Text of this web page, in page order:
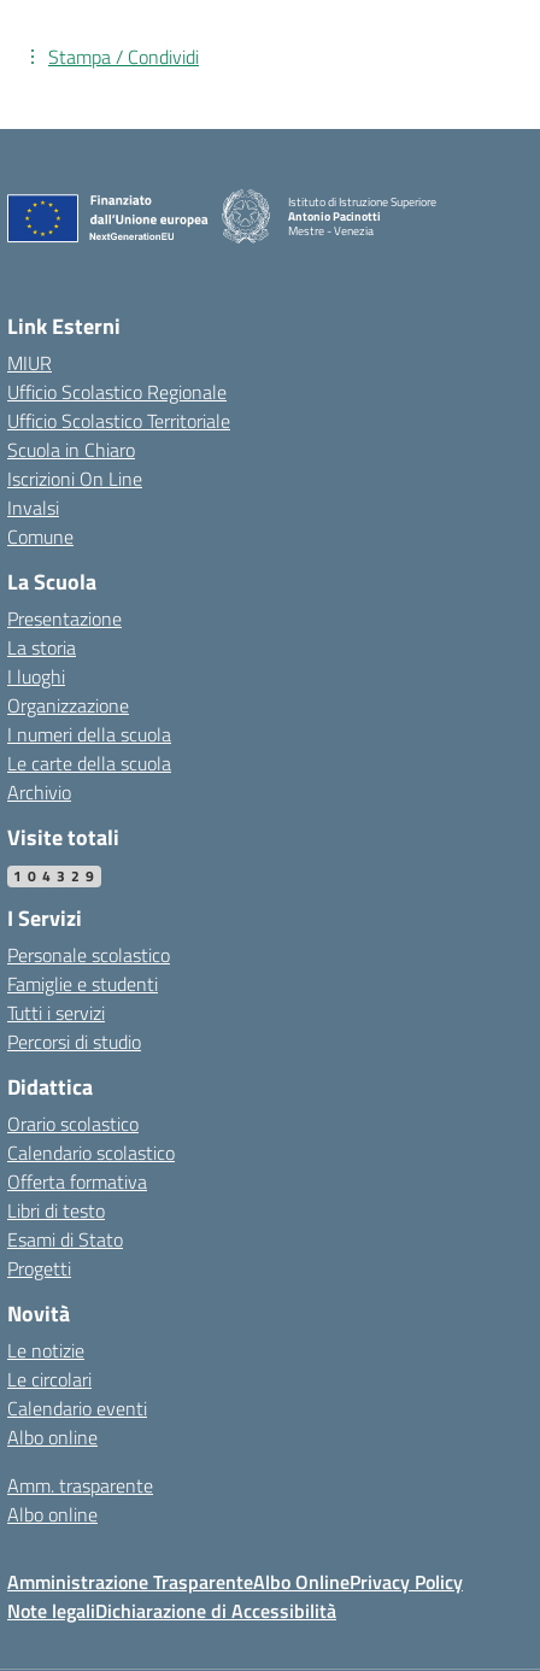
Stampa / Condividi
Istituto di Istruzione Superiore
Antonio Pacinotti
Mestre - Venezia
Link Esterni
MIUR
Ufficio Scolastico Regionale
Ufficio Scolastico Territoriale
Scuola in Chiaro
Iscrizioni On Line
Invalsi
Comune
La Scuola
Presentazione
La storia
I luoghi
Organizzazione
I numeri della scuola
Le carte della scuola
Archivio
Visite totali
104329
I Servizi
Personale scolastico
Famiglie e studenti
Tutti i servizi
Percorsi di studio
Didattica
Orario scolastico
Calendario scolastico
Offerta formativa
Libri di testo
Esami di Stato
Progetti
Novità
Le notizie
Le circolari
Calendario eventi
Albo online
Amm. trasparente
Albo online
Amministrazione TrasparenteAlbo OnlinePrivacy Policy
Note legaliDichiarazione di Accessibilità